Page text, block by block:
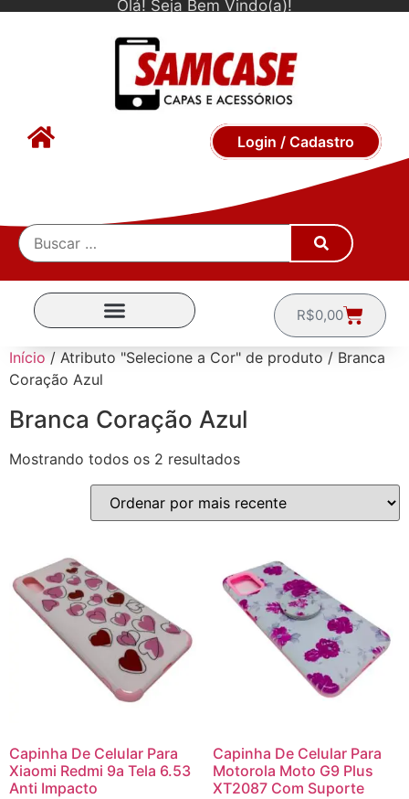
Olá! Seja Bem Vindo(a)!
Login / Cadastro
R$0,00
Início / Atributo "Selecione a Cor" de produto / Branca
Coração Azul
Branca Coração Azul
Mostrando todos os 2 resultados
Capinha De Celular Para
Xiaomi Redmi 9a Tela 6.53
Anti Impacto
Capinha De Celular Para
Motorola Moto G9 Plus
XT2087 Com Suporte